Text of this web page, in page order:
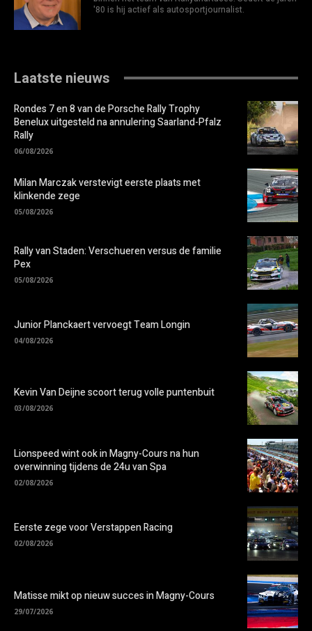
'80 is hij actief als autosportjournalist.
Laatste nieuws
Rondes 7 en 8 van de Porsche Rally Trophy
Benelux uitgesteld na annulering Saarland-Pfalz
Rally
06/08/2026
Milan Marczak verstevigt eerste plaats met
klinkende zege
05/08/2026
Rally van Staden: Verschueren versus de familie
Pex
05/08/2026
Junior Planckaert vervoegt Team Longin
04/08/2026
Kevin Van Deijne scoort terug volle puntenbuit
03/08/2026
Lionspeed wint ook in Magny-Cours na hun
overwinning tijdens de 24u van Spa
02/08/2026
Eerste zege voor Verstappen Racing
02/08/2026
Matisse mikt op nieuw succes in Magny-Cours
29/07/2026